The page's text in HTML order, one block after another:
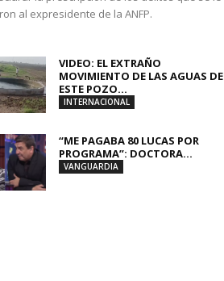
al expresidente de la ANFP.
VIDEO: EL EXTRAÑO
MOVIMIENTO DE LAS AGUAS DE
ESTE POZO...
INTERNACIONAL
“ME PAGABA 80 LUCAS POR
PROGRAMA”: DOCTORA...
VANGUARDIA